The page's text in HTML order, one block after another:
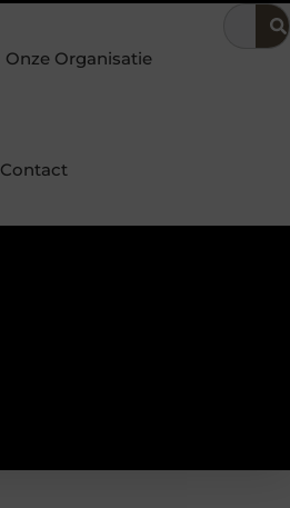
Dit is hoe je de beste kapper in
Onze Organisatie
Contact